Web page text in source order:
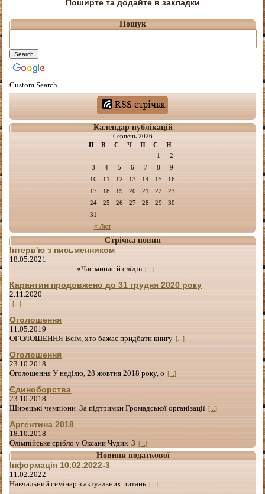
Поширте та додайте в закладки
Пошук
Custom Search
Календар публікацій
Серпень 2026
П
В С Ч П С Н
« Лют
1
2
3
4 5 6 7 8
9
10
11 12 13 14 15
16
17
18 19 20 21 22
23
24
25 26 27 28 29
30
31
Стрічка новин
Інтерв'ю з письменником
18.05.2021
«Час минає й слідів [...]
Карантин продовжено до 31 грудня 2020 року
2.11.2020
[...]
Оголошення
11.05.2019
ОГОЛОШЕННЯ Всім, хто бажає придбати книгу [...]
Оголошення
23.10.2018
Оголошення У неділю, 28 жовтня 2018 року, о [...]
Єдиноборства
23.10.2018
Щирецькі чемпіони За підтримки Громадської організації [...]
Аргентина 2018
18.10.2018
Олімпійське срібло у Оксани Чудик З [...]
Новини податкової
Інформація 10.02.2022-3
11.02.2022
Навчальний семінар з актуальних питань [...]